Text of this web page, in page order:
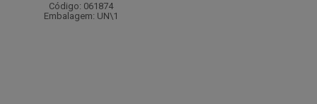
Código: 061874
Embalagem: UN\1